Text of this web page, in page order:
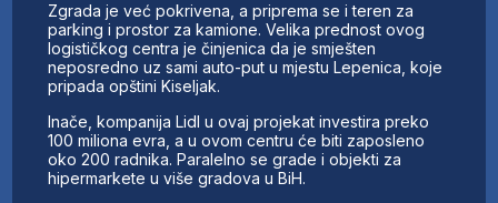
Zgrada je već pokrivena, a priprema se i teren za
parking i prostor za kamione. Velika prednost ovog
logističkog centra je činjenica da je smješten
neposredno uz sami auto-put u mjestu Lepenica, koje
pripada opštini Kiseljak.
Inače, kompanija Lidl u ovaj projekat investira preko
100 miliona evra, a u ovom centru će biti zaposleno
oko 200 radnika. Paralelno se grade i objekti za
hipermarkete u više gradova u BiH.